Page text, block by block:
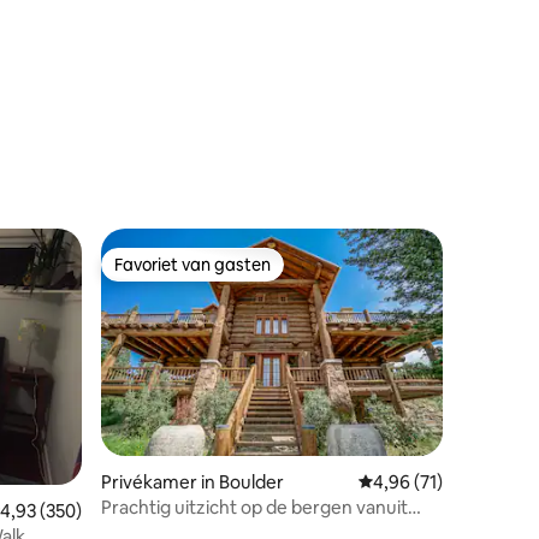
beoordeling van 4,93 uit 5, 350 recensies
4,93 (350)
Favoriet van gasten
Favoriet van gasten
Privékamer in Boulder Gemiddelde
4,96 (71)
Prachtig uitzicht op de bergen vanuit